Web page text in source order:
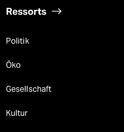
Ressorts
Politik
Öko
Gesellschaft
Kultur